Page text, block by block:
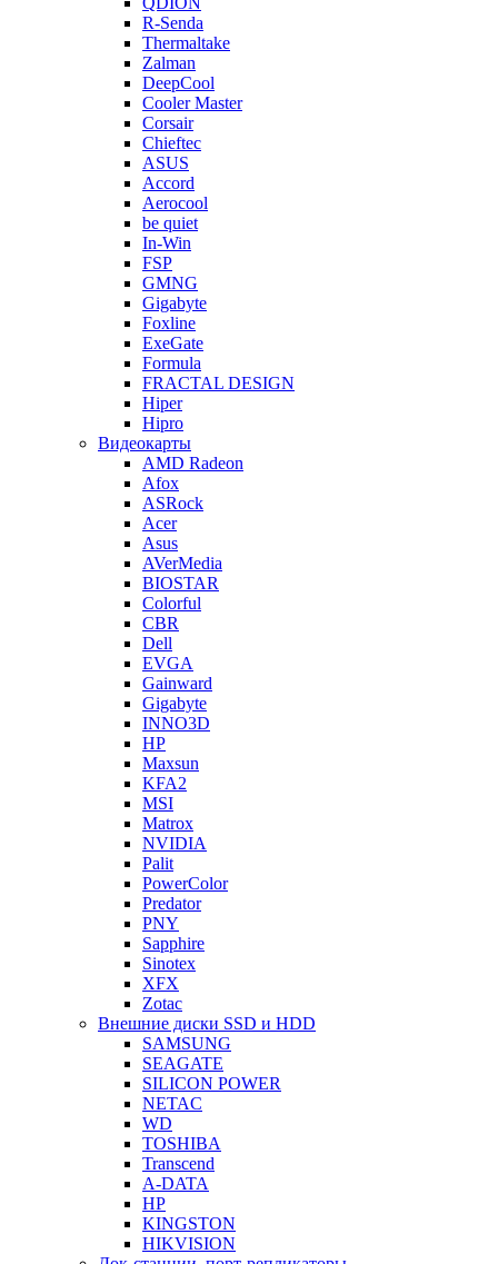
R-Senda
Thermaltake
Zalman
DeepCool
Cooler Master
Corsair
Chieftec
ASUS
Accord
Aerocool
be quiet
In-Win
FSP
GMNG
Gigabyte
Foxline
ExeGate
Formula
FRACTAL DESIGN
Hiper
Hipro
Видеокарты
AMD Radeon
Afox
ASRock
Acer
Asus
AVerMedia
BIOSTAR
Colorful
CBR
Dell
EVGA
Gainward
Gigabyte
INNO3D
HP
Maxsun
KFA2
MSI
Matrox
NVIDIA
Palit
PowerColor
Predator
PNY
Sapphire
Sinotex
XFX
Zotac
Внешние диски SSD и HDD
SAMSUNG
SEAGATE
SILICON POWER
NETAC
WD
TOSHIBA
Transcend
A-DATA
HP
KINGSTON
HIKVISION